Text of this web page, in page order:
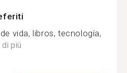
vida, libros, tecnología,
più